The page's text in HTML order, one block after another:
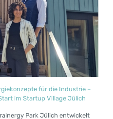
für die Industrie –
im Startup Village Jülich
Park Jülich entwickelt